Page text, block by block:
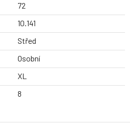
72
10.141
Střed
Osobní
XL
8